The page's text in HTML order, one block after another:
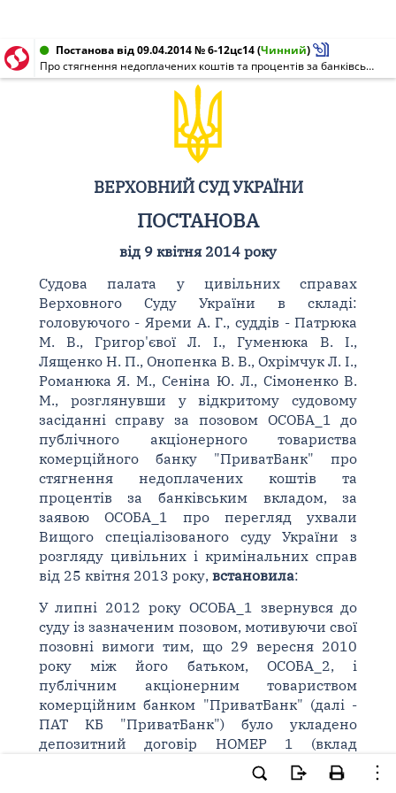
Постанова від 09.04.2014 № 6-12цс14(Чинний)
Про стягнення недоплачених коштів та процентів за банківським вкладом
ВЕРХОВНИЙ СУД УКРАЇНИ
ПОСТАНОВА
від 9 квітня 2014 року
Судова палата у цивільних справах
Верховного Суду України в складі:
головуючого - Яреми А. Г., суддів - Патрюка
М. В., Григор'євої Л. І., Гуменюка В. І.,
Лященко Н. П., Онопенка В. В., Охрімчук Л. І.,
Романюка Я. М., Сеніна Ю. Л., Сімоненко В.
М., розглянувши у відкритому судовому
засіданні справу за позовом ОСОБА_1 до
публічного акціонерного товариства
комерційного банку "ПриватБанк" про
стягнення недоплачених коштів та
процентів за банківським вкладом, за
заявою ОСОБА_1 про перегляд ухвали
Вищого спеціалізованого суду України з
розгляду цивільних і кримінальних справ
від 25 квітня 2013 року, встановила:
У липні 2012 року ОСОБА_1 звернувся до
суду із зазначеним позовом, мотивуючи свої
позовні вимоги тим, що 29 вересня 2010
року між його батьком, ОСОБА_2, і
публічним акціонерним товариством
комерційним банком "ПриватБанк" (далі -
ПАТ КБ "ПриватБанк") було укладено
депозитний договір НОМЕР 1 (вклад
"Стандарт") на суму 150000 грн із
процентною ставкою 14,5 % річних на строк